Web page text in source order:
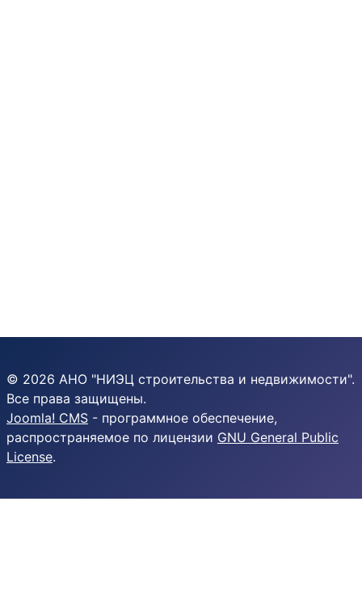
© 2026 АНО "НИЭЦ строительства и недвижимости".
Все права защищены.
Joomla! CMS - программное обеспечение,
распространяемое по лицензии GNU General Public
License.